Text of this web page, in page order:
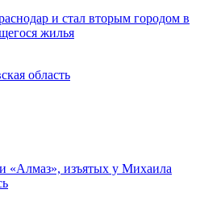
и стал вторым городом в
жилья
область
«Алмаз», изъятых у Михаила